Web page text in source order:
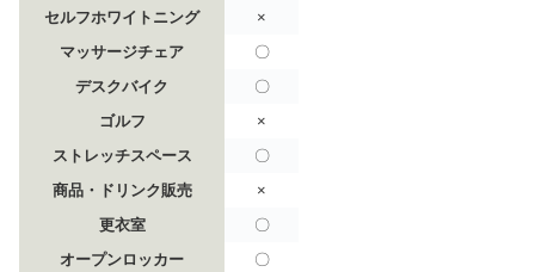
セルフホワイトニング
×
マッサージチェア
〇
デスクバイク
〇
ゴルフ
×
ストレッチスペース
〇
商品・ドリンク販売
×
更衣室
〇
オープンロッカー
〇